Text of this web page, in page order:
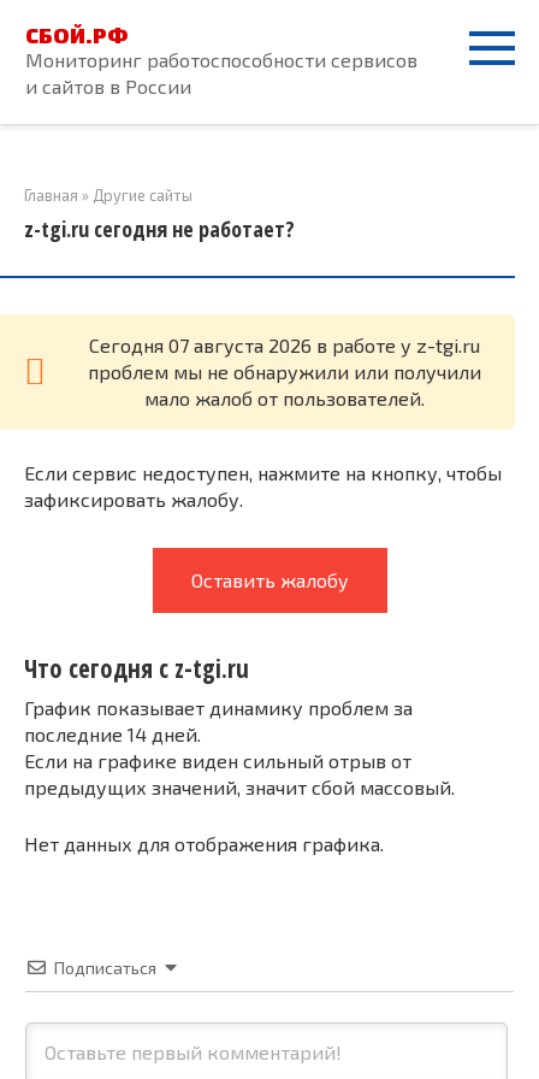
контенту
СБОЙ.РФ
Мониторинг работоспособности сервисов
и сайтов в России
Главная » Другие сайты
z-tgi.ru сегодня не работает?
Cегодня 07 августа 2026 в работе у z-tgi.ru
проблем мы не обнаружили или получили
мало жалоб от пользователей.
Если сервис недоступен, нажмите на кнопку, чтобы
зафиксировать жалобу.
Оставить жалобу
Что сегодня с z-tgi.ru
График показывает динамику проблем за
последние 14 дней.
Если на графике виден сильный отрыв от
предыдущих значений, значит сбой массовый.
Нет данных для отображения графика.
Подписаться